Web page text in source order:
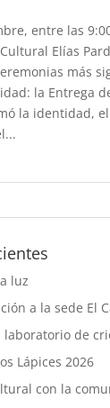
entre las
Elías
más
la Entrega
la identidad,
luz
a la sede El
laboratorio de
Lápices 2026
con la